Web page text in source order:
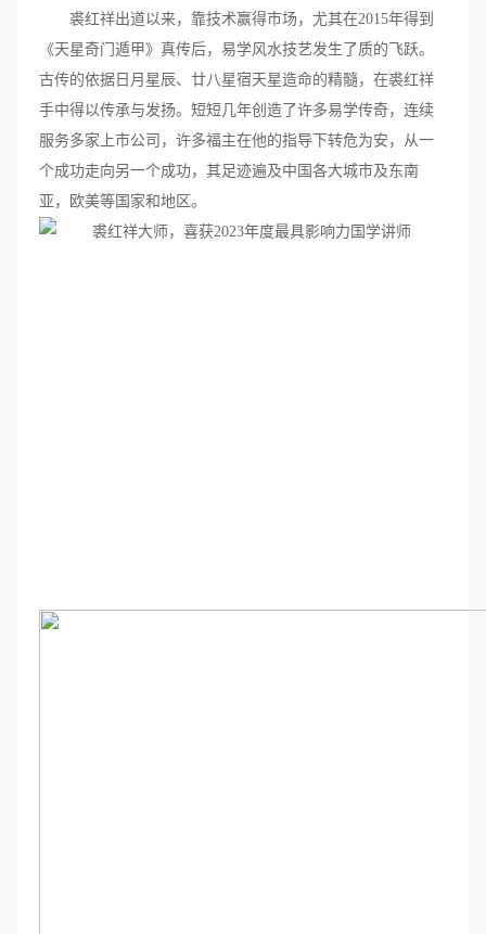
裘红祥出道以来，靠技术赢得市场，尤其在2015年得到
《天星奇门遁甲》真传后，易学风水技艺发生了质的飞跃。
古传的依据日月星辰、廿八星宿天星造命的精髓，在裘红祥
手中得以传承与发扬。短短几年创造了许多易学传奇，连续
服务多家上市公司，许多福主在他的指导下转危为安，从一
个成功走向另一个成功，其足迹遍及中国各大城市及东南
亚，欧美等国家和地区。